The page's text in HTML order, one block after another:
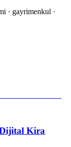
· gayrimenkul ·
Kira